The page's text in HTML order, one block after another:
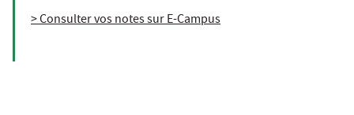
> Consulter vos notes sur E-Campus